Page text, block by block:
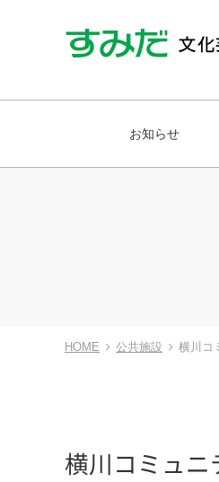
お知らせ
HOME 公共施設 横川コ
横川コミュニ